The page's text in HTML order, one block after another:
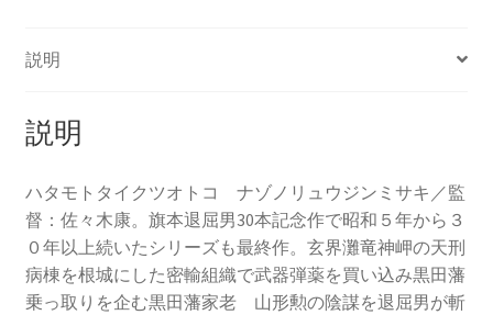
説明
説明
ハタモトタイクツオトコ ナゾノリュウジンミサキ／監
督：佐々木康。旗本退屈男30本記念作で昭和５年から３
０年以上続いたシリーズも最終作。玄界灘竜神岬の天刑
病棟を根城にした密輸組織で武器弾薬を買い込み黒田藩
乗っ取りを企む黒田藩家老 山形勲の陰謀を退屈男が斬